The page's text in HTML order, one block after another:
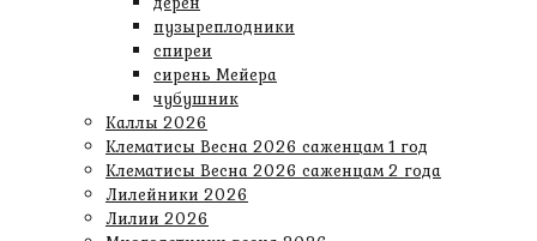
пузыреплодники
спиреи
сирень Мейера
чубушник
Каллы 2026
Клематисы Весна 2026 саженцам 1 год
Клематисы Весна 2026 саженцам 2 года
Лилейники 2026
Лилии 2026